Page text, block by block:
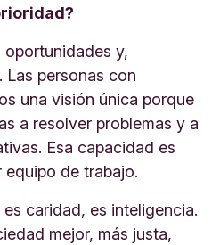
oportunidades y,
Las personas con
una visión única porque
a resolver problemas y a
Esa capacidad es
equipo de trabajo.
caridad, es inteligencia.
mejor, más justa,